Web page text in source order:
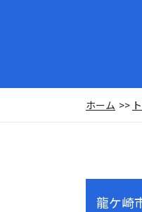
ホーム
龍ケ崎